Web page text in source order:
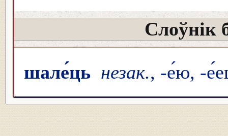
Слоўнік
шале́ць незак., -е́ю, -